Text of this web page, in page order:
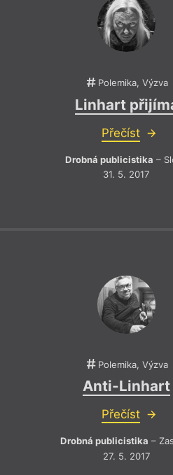
Polemika, Výzva
Linhart
Přečíst
Drobná publicistika –
31. 5. 2017
Polemika, Výzva
Anti-Linhart
Přečíst
Drobná publicistika –
27. 5. 2017